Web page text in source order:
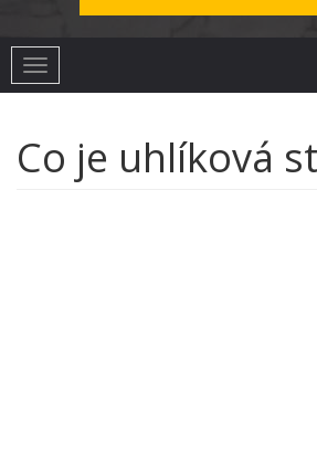
Toggle
navigation
Co je uhlíková